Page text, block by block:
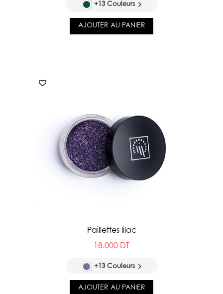
+13 Couleurs
AJOUTER AU PANIER
Paillettes lilac
18.000 DT
+13 Couleurs
AJOUTER AU PANIER